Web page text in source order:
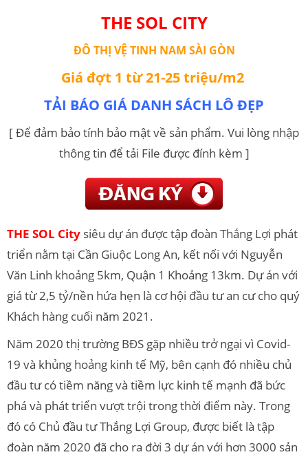
THE SOL CITY
ĐÔ THỊ VỆ TINH NAM SÀI GÒN
Giá đợt 1 từ 21-25 triệu/m2
TẢI BÁO GIÁ DANH SÁCH LÔ ĐẸP
[ Để đảm bảo tính bảo mật về sản phẩm. Vui lòng nhập
thông tin để tải File được đính kèm ]
THE SOL City siêu dự án được tập đoàn Thắng Lợi phát
triển nằm tại Cần Giuộc Long An, kết nối với Nguyễn
Văn Linh khoảng 5km, Quận 1 Khoảng 13km. Dự án với
giá từ 2,5 tỷ/nền hứa hẹn là cơ hội đầu tư an cư cho quý
Khách hàng cuối năm 2021.
Năm 2020 thị trường BĐS gặp nhiều trở ngại vì Covid-
19 và khủng hoảng kinh tế Mỹ, bên cạnh đó nhiều chủ
đầu tư có tiềm năng và tiềm lực kinh tế mạnh đã bức
phá và phát triển vượt trội trong thời điểm này. Trong
đó có Chủ đầu tư Thắng Lợi Group, được biết là tập
đoàn năm 2020 đã cho ra đời 3 dự án với hơn 3000 sản